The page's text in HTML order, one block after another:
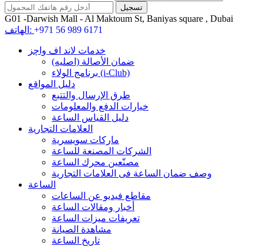
G01 -Darwish Mall - Al Maktoum St, Baniyas square , Dubai
الهاتف: +971 56 989 6171
خدمات لاند اف واچز
ضمان الأصالة (اصلیه)
برنامج الولاء (i-Club)
دليل المواقع
طرق الإرسال والتتبع
خيارات الدفع والمعلومات
دليل القياس الساعة
العلامات التجارية
ماركات سويسرية
الشركات المصنعة للساعة
مصنّعين محرك الساعة
وصف ضمان الساعة فی العلامات التجارية
الساعة
مقاطع فيديو عن الساعات
أخبار ومقالات الساعة
تعريفات ميزات الساعة
مشاهدة الصيانة
تاريخ الساعة